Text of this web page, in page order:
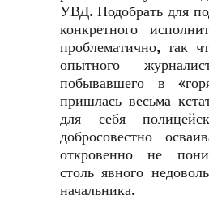
УВД. Подобрать для
конкретного
проблематично, так
опытного
побывавшего в
пришлась весьма
для себя
добросовестно
откровенно не
столь явного
начальника.